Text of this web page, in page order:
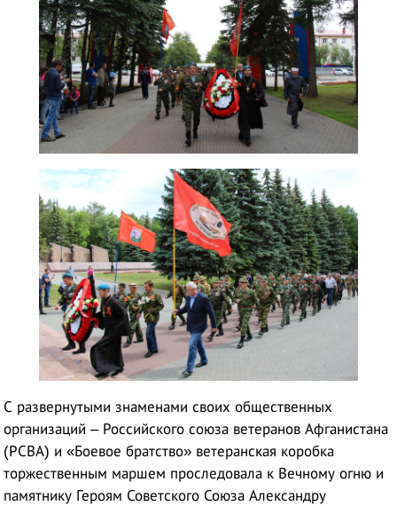
С развернутыми знаменами своих общественных
организаций – Российского союза ветеранов Афганистана
(РСВА) и «Боевое братство» ветеранская коробка
торжественным маршем проследовала к Вечному огню и
памятнику Героям Советского Союза Александру